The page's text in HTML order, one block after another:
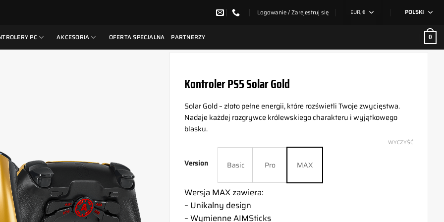
Logowanie / Zarejestruj się EUR, € POLSKI
PC AKCESORIA OFERTA SPECJALNA PARTNERZY 0
Kontroler PS5 Solar Gold
Solar Gold – złoto pełne energii, które rozświetli Twoje zwycięstwa.
Nadaje każdej rozgrywce królewskiego charakteru i wyjątkowego
blasku.
Version Basic Pro MAX
WYCZYŚĆ
Wersja MAX zawiera:
– Unikalny design
– Wymienne AIMSticks